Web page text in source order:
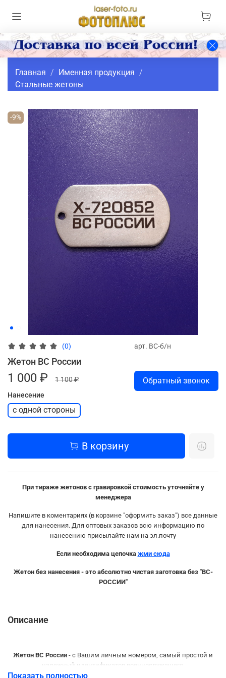
Главная
Именная продукция
Стальные жетоны
-9%
(0) арт. ВС-б/н
Жетон ВС России
1 000 ₽
1 100 ₽
Нанесение
с одной стороны
Обратный звонок
В корзину
При тираже жетонов с гравировкой стоимость уточняйте у
менеджера
Напишите в коментариях (в корзине "оформить заказ") все данные
для нанесения. Для оптовых заказов всю информацию по
нанесению присылайте нам на эл.почту
Если необходима цепочка жми сюда
Жетон без нанесения - это абсолютно чистая заготовка без "ВС-
РОССИИ"
Описание
Жетон ВС России - с Вашим личным номером, самый простой и
надежный идентификатор военнослужащего.
Показать полностью